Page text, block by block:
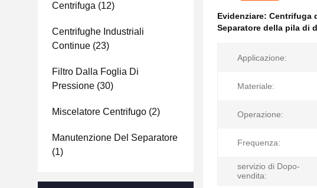
Centrifuga (12)
Centrifughe Industriali
Continue (23)
Filtro Dalla Foglia Di
Pressione (30)
Miscelatore Centrifugo (2)
Manutenzione Del Separatore
(1)
Evidenziare: Centrifuga
Separatore della pila di
Applicazione:
Materiale:
Operazione:
Frequenza:
servizio di Dopo-
vendita: